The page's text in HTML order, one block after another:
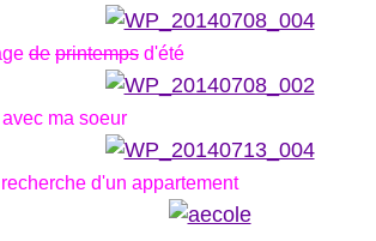
de printemps d'été
ma soeur
d'un appartement